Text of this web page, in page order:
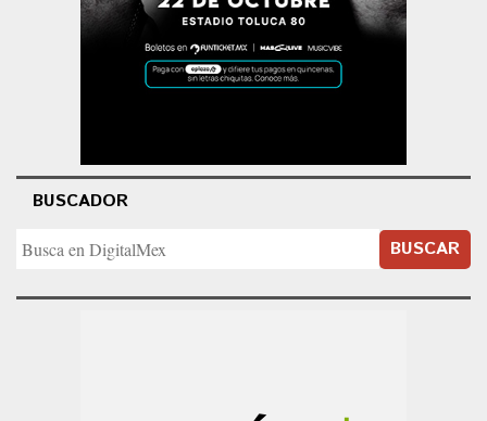
BUSCADOR
BUSCAR